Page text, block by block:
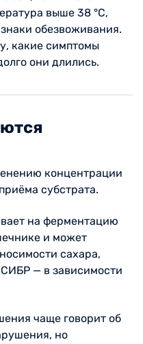
выше 38 °C,
обезвоживания.
какие симптомы
они длились.
концентрации
субстрата.
на ферментацию
и может
сахара,
— в зависимости
чаще говорит об
но